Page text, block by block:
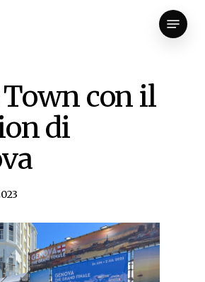
Menu
Town con il
di